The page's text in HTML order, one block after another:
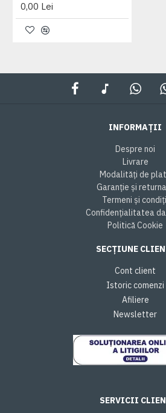
0,00 Lei
INFORMAȚII
Despre noi
Livrare
Modalități de
Garanție și
Termeni și
Confidențialitatea
Politică Cookie
SECȚIUNE
Cont client
Istoric comenzi
Afiliere
Newsletter
SERVICII